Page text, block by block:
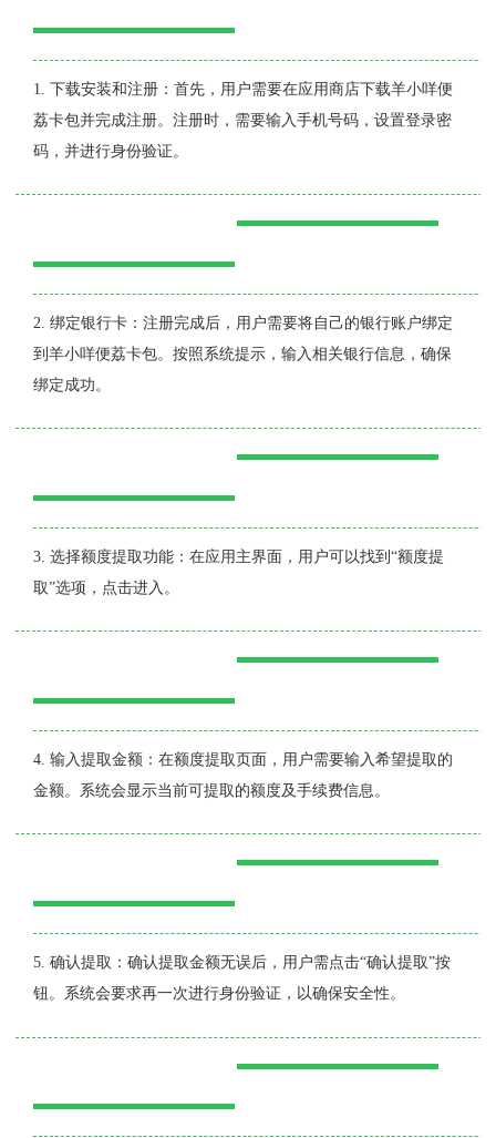
1. 下载安装和注册：首先，用户需要在应用商店下载羊小咩便
荔卡包并完成注册。注册时，需要输入手机号码，设置登录密
码，并进行身份验证。
2. 绑定银行卡：注册完成后，用户需要将自己的银行账户绑定
到羊小咩便荔卡包。按照系统提示，输入相关银行信息，确保
绑定成功。
3. 选择额度提取功能：在应用主界面，用户可以找到“额度提
取”选项，点击进入。
4. 输入提取金额：在额度提取页面，用户需要输入希望提取的
金额。系统会显示当前可提取的额度及手续费信息。
5. 确认提取：确认提取金额无误后，用户需点击“确认提取”按
钮。系统会要求再一次进行身份验证，以确保安全性。